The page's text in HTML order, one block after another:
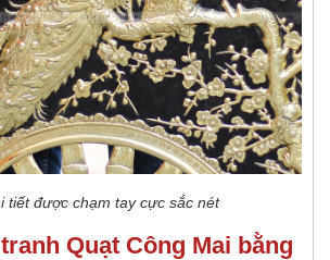
tiết được chạm tay cực sắc nét
Quạt Công Mai bằng